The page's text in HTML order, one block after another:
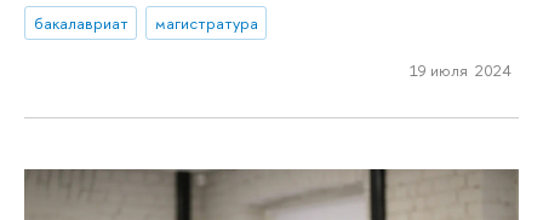
бакалавриат
магистратура
19 июля 2024